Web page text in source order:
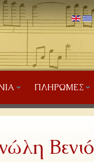
ΠΛΗΡΩΜΈΣ
Βενιό